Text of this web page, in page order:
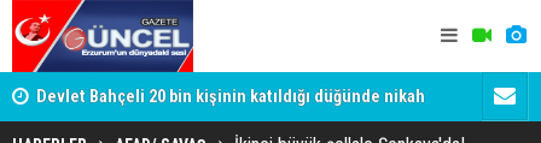
Devlet Bahçeli 20 bin kişinin katıldığı düğünde nikah
şahidi oldu
Gülistan